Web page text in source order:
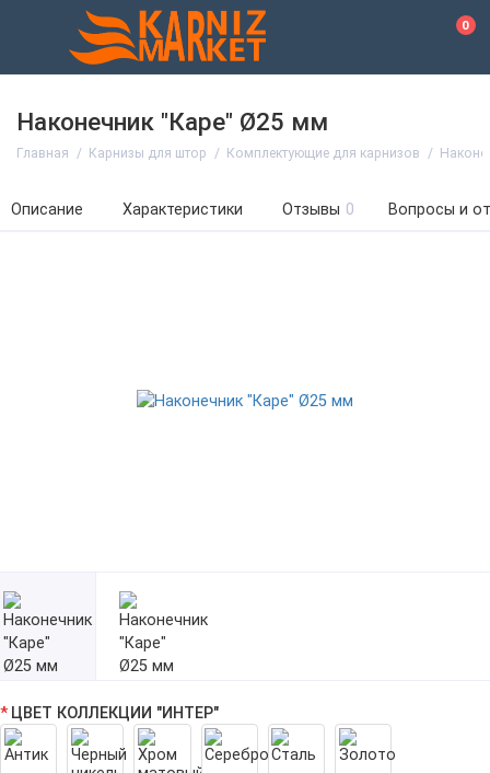
0
Наконечник "Каре" Ø25 мм
Главная Карнизы для штор Комплектующие для карнизов
Описание Характеристики Отзывы 0 Вопросы и
ЦВЕТ КОЛЛЕКЦИИ "ИНТЕР"